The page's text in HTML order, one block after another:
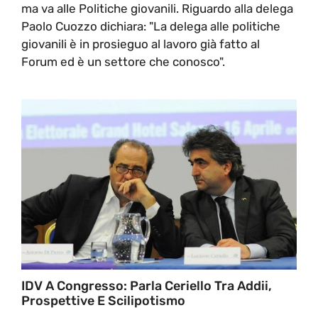
ma va alle Politiche giovanili. Riguardo alla delega
Paolo Cuozzo dichiara: "La delega alle politiche
giovanili è in prosieguo al lavoro già fatto al
Forum ed è un settore che conosco".
IDV A Congresso: Parla Ceriello Tra Addii,
Prospettive E Scilipotismo